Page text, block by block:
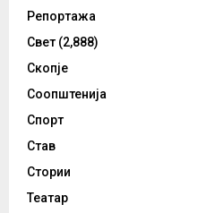
Репортажа
Свет (2,888)
Скопје
Соопштенија
Спорт
Став
Стории
Театар